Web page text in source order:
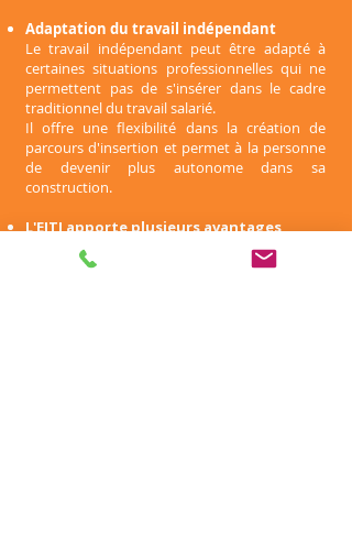
Adaptation du travail indépendant
Le travail indépendant peut être adapté à
certaines situations professionnelles qui ne
permettent pas de s'insérer dans le cadre
traditionnel du travail salarié.
Il offre une flexibilité dans la création de
parcours d'insertion et permet à la personne
de devenir plus autonome dans sa
construction.
L'EITI apporte plusieurs avantages
Un accompagnement dans la création de
leur microentreprise ainsi que dans sa